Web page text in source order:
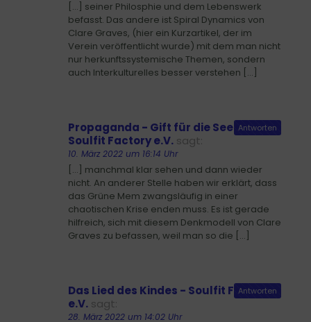
[…] seiner Philosphie und dem Lebenswerk
befasst. Das andere ist Spiral Dynamics von
Clare Graves, (hier ein Kurzartikel, der im
Verein veröffentlicht wurde) mit dem man nicht
nur herkunftssystemische Themen, sondern
auch Interkulturelles besser verstehen […]
Propaganda - Gift für die Seele -
Soulfit Factory e.V. sagt:
10. März 2022 um 16:14 Uhr
[…] manchmal klar sehen und dann wieder
nicht. An anderer Stelle haben wir erklärt, dass
das Grüne Mem zwangsläufig in einer
chaotischen Krise enden muss. Es ist gerade
hilfreich, sich mit diesem Denkmodell von Clare
Graves zu befassen, weil man so die […]
Antworten
Das Lied des Kindes - Soulfit Factory
e.V. sagt:
28. März 2022 um 14:02 Uhr
Antworten